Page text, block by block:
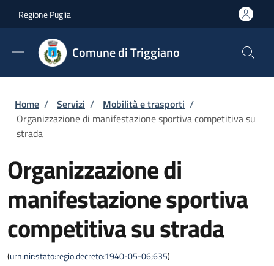
Regione Puglia
Comune di Triggiano
Briciole di pane
Home / Servizi / Mobilità e trasporti /
Organizzazione di manifestazione sportiva competitiva su
strada
Organizzazione di
manifestazione sportiva
competitiva su strada
(urn:nir:stato:regio.decreto:1940-05-06;635)